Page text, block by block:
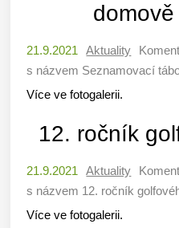
21.9.2021 Aktuality
s názvem Seznamovací
Více ve fotogalerii.
12. ročník
21.9.2021 Aktuality
s názvem 12. ročník
Více ve fotogalerii.